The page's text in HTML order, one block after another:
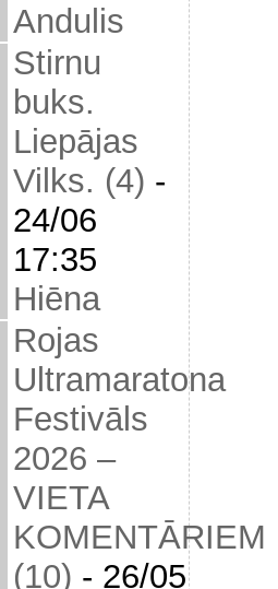
Andulis
Stirnu
buks.
Liepājas
Vilks. (4) -
24/06
17:35
Hiēna
Rojas
Ultramaratona
Festivāls
2026 –
VIETA
KOMENTĀRIEM
(10) - 26/05